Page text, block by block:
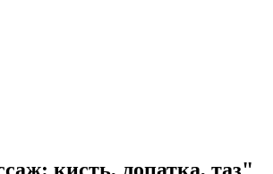
кисть, лопатка, таз"